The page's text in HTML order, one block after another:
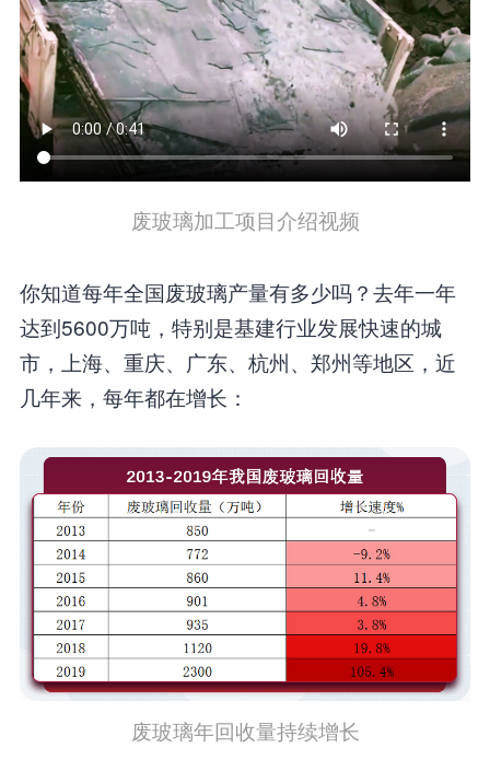
废玻璃加工项目介绍视频
你知道每年全国废玻璃产量有多少吗？去年一年
达到5600万吨，特别是基建行业发展快速的城
市，上海、重庆、广东、杭州、郑州等地区，近
几年来，每年都在增长：
废玻璃年回收量持续增长